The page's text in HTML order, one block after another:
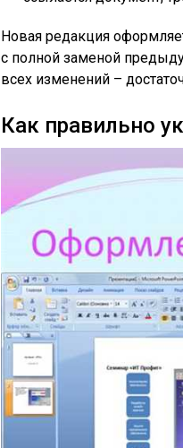
Новая редакция
с полной заменой
всех изменений –
Как правильно